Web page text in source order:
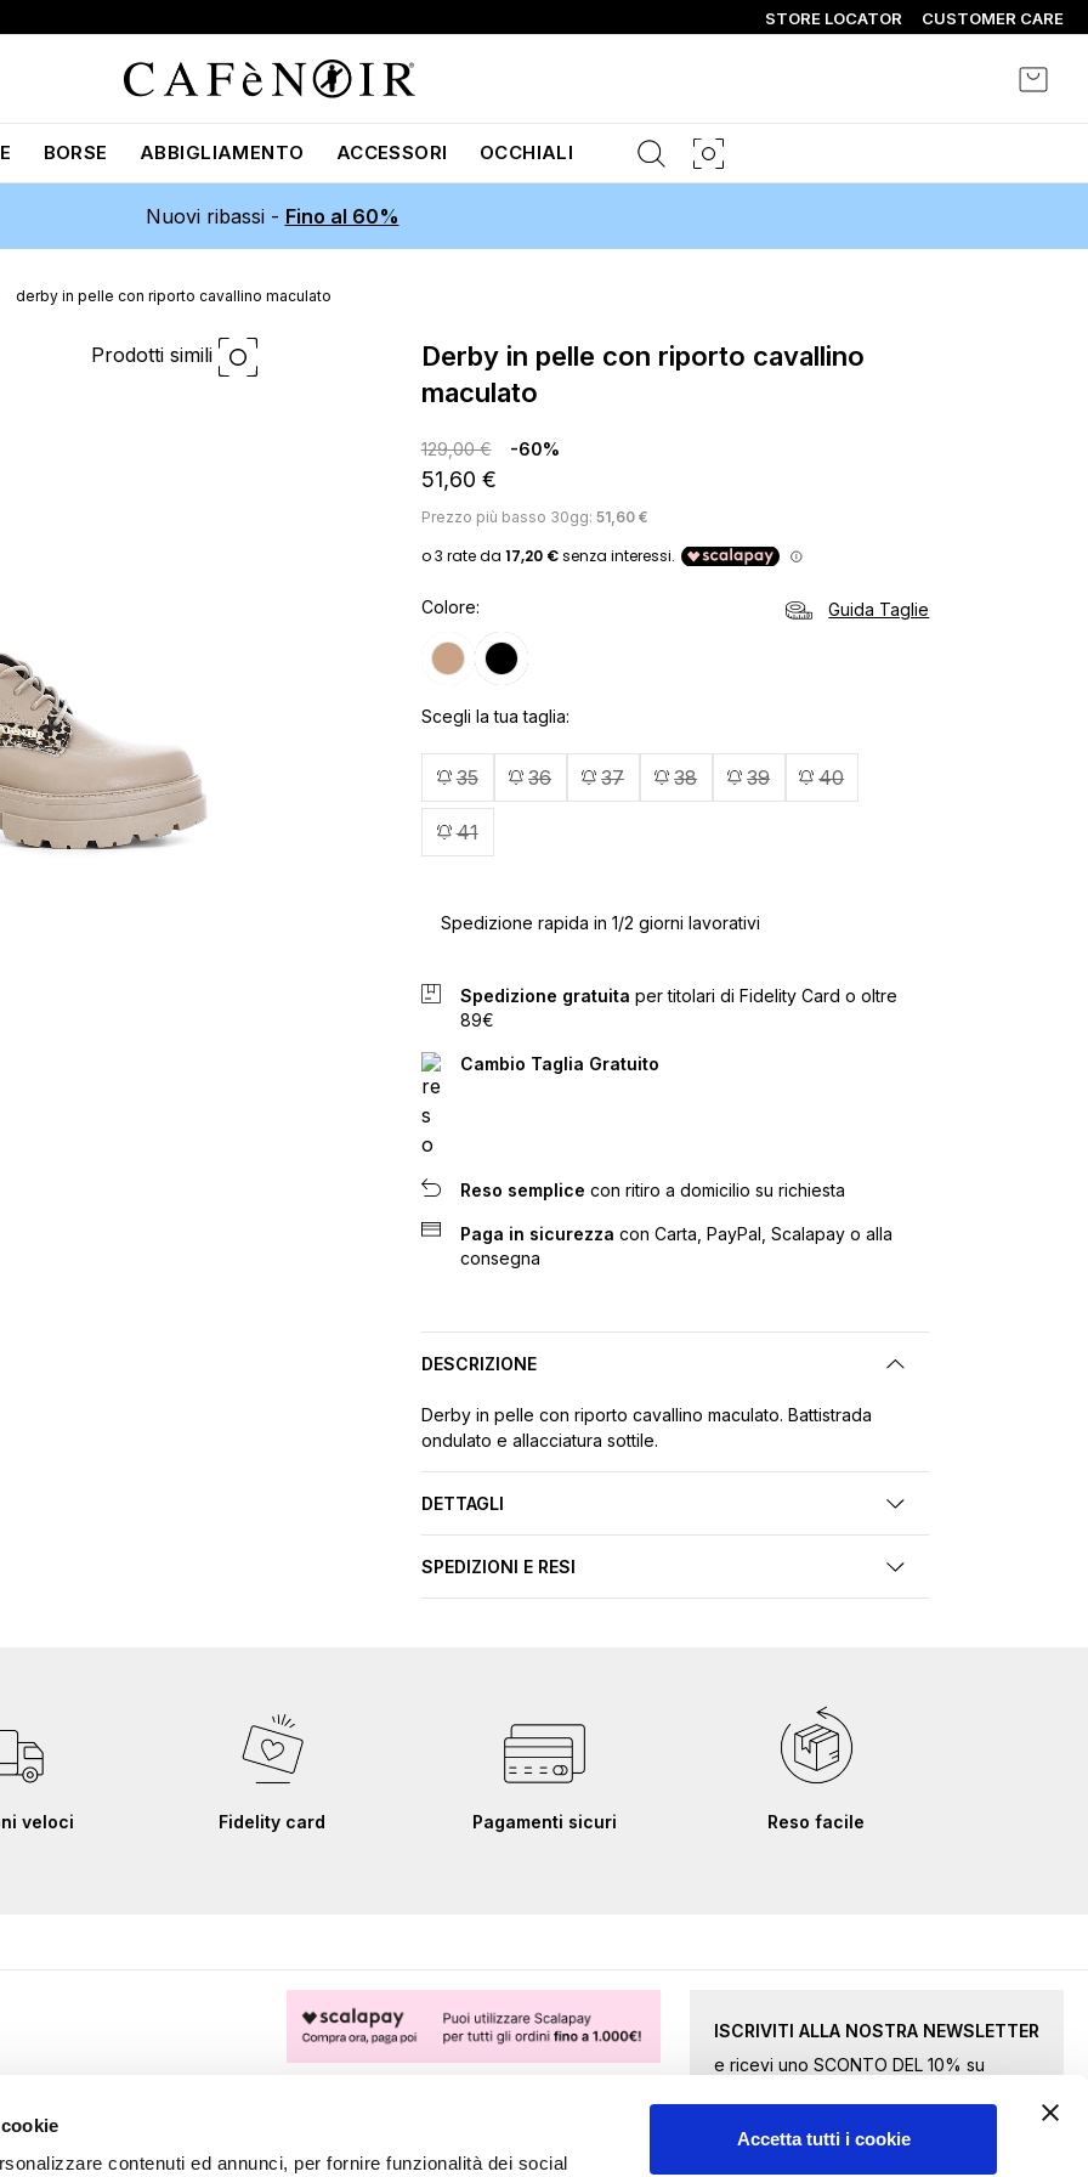
contenuti ed annunci, per fornire funzionalità dei social
Accetta tutti i cookie
STORE LOCATOR CUSTOMER CARE
BORSE ABBIGLIAMENTO ACCESSORI OCCHIALI
Nuovi ribassi - Fino al 60%
derby in pelle con riporto cavallino maculato
Prodotti simili
derby in pelle con riporto cavallino
maculato
129,00 € -60%
51,60 €
Prezzo più basso 30gg: 51,60 €
Colore
Scegli la tua taglia
35 36 37 38 39 40
41
Guida Taglie
Spedizione rapida in 1/2 giorni lavorativi
Spedizione gratuita per titolari di Fidelity Card o oltre
89€
Cambio Taglia Gratuito
Reso semplice con ritiro a domicilio su richiesta
Paga in sicurezza con Carta, PayPal, Scalapay o alla
consegna
DESCRIZIONE
Derby in pelle con riporto cavallino maculato. Battistrada
ondulato e allacciatura sottile.
DETTAGLI
SPEDIZIONI E RESI
veloci Fidelity card Pagamenti sicuri Reso facile
ISCRIVITI ALLA NOSTRA NEWSLETTER
e ricevi uno SCONTO DEL 10% su